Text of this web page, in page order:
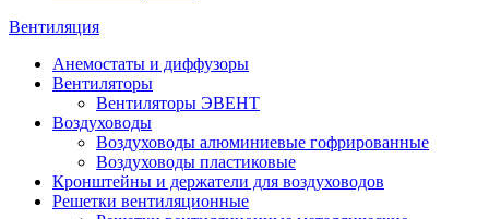
Вентиляция
Анемостаты и диффузоры
Вентиляторы
Вентиляторы ЭВЕНТ
Воздуховоды
Воздуховоды алюминиевые гофрированные
Воздуховоды пластиковые
Кронштейны и держатели для воздуховодов
Решетки вентиляционные